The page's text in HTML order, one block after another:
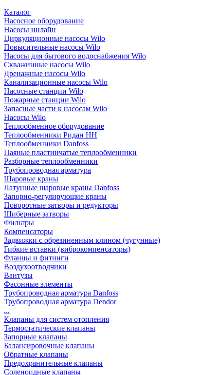
Каталог
Насосное оборудование
Насосы инлайн
Циркуляционные насосы Wilo
Повысительные насосы Wilo
Насосы для бытового водоснабжения Wilo
Скважинные насосы Wilo
Дренажные насосы Wilo
Канализационные насосы Wilo
Насосные станции Wilo
Пожарные станции Wilo
Запасные части к насосам Wilo
Насосы Wilo
Теплообменное оборудование
Теплообменники Ридан НН
Теплообменники Danfoss
Паяные пластинчатые теплообменники
Разборные теплообменники
Трубопроводная арматура
Шаровые краны
Латунные шаровые краны Danfoss
Запорно-регулирующие краны
Поворотные затворы и редукторы
Шиберные затворы
Фильтры
Компенсаторы
Задвижки с обрезиненным клином (чугунные)
Гибкие вставки (виброкомпенсаторы)
Фланцы и фитинги
Воздухоотводчики
Вантузы
Фасонные элементы
Трубопроводная арматура Danfoss
Трубопроводная арматура Dendor
...
Клапаны для систем отопления
Термостатические клапаны
Запорные клапаны
Балансировочные клапаны
Обратные клапаны
Предохранительные клапаны
Соленоидные клапаны